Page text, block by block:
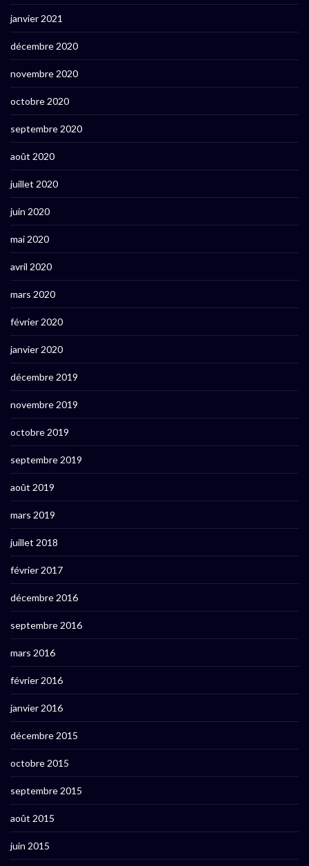
janvier 2021
décembre 2020
novembre 2020
octobre 2020
septembre 2020
août 2020
juillet 2020
juin 2020
mai 2020
avril 2020
mars 2020
février 2020
janvier 2020
décembre 2019
novembre 2019
octobre 2019
septembre 2019
août 2019
mars 2019
juillet 2018
février 2017
décembre 2016
septembre 2016
mars 2016
février 2016
janvier 2016
décembre 2015
octobre 2015
septembre 2015
août 2015
juin 2015